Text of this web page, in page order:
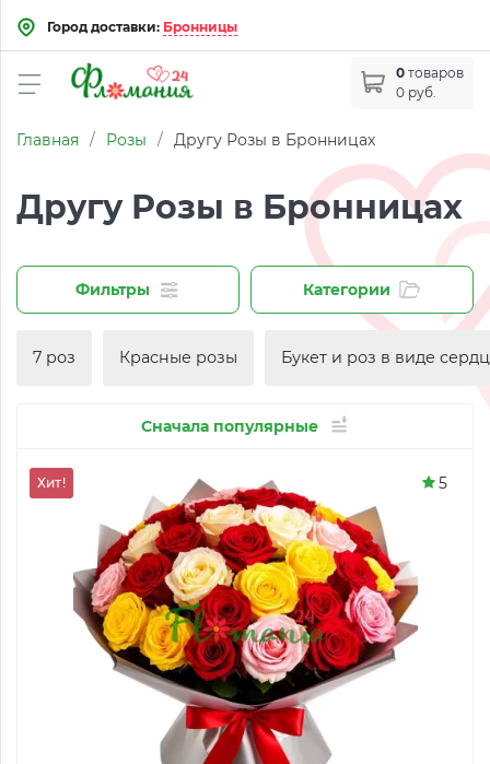
Город доставки: Бронницы
0 товаров
0 руб.
Главная / Розы / Другу Розы в Бронницах
Другу Розы в Бронницах
Фильтры Категории
7 роз Красные розы Букет и роз в виде
Сначала популярные
Хит! 5